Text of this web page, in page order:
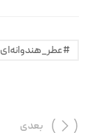
#عطر_هندوانه‌ای
بعدی